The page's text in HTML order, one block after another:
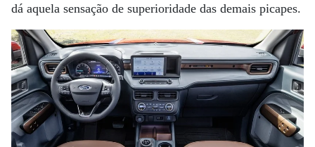
dá aquela sensação de superioridade das demais picapes.